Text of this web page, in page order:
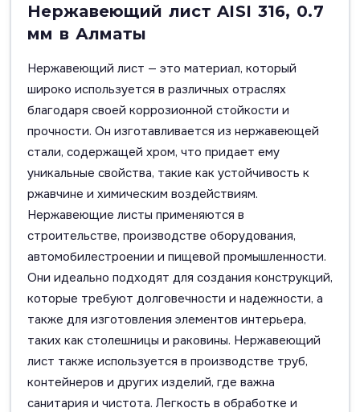
Нержавеющий лист AISI 316, 0.7
мм в Алматы
Нержавеющий лист — это материал, который
широко используется в различных отраслях
благодаря своей коррозионной стойкости и
прочности. Он изготавливается из нержавеющей
стали, содержащей хром, что придает ему
уникальные свойства, такие как устойчивость к
ржавчине и химическим воздействиям.
Нержавеющие листы применяются в
строительстве, производстве оборудования,
автомобилестроении и пищевой промышленности.
Они идеально подходят для создания конструкций,
которые требуют долговечности и надежности, а
также для изготовления элементов интерьера,
таких как столешницы и раковины. Нержавеющий
лист также используется в производстве труб,
контейнеров и других изделий, где важна
санитария и чистота. Легкость в обработке и